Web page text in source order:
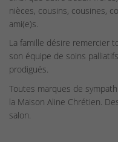
nièces, cousins, cousines,
ami(e)s.
La famille désire remercier
son équipe de soins
prodigués.
Toutes marques de
la Maison Aline Chrétien.
salon.